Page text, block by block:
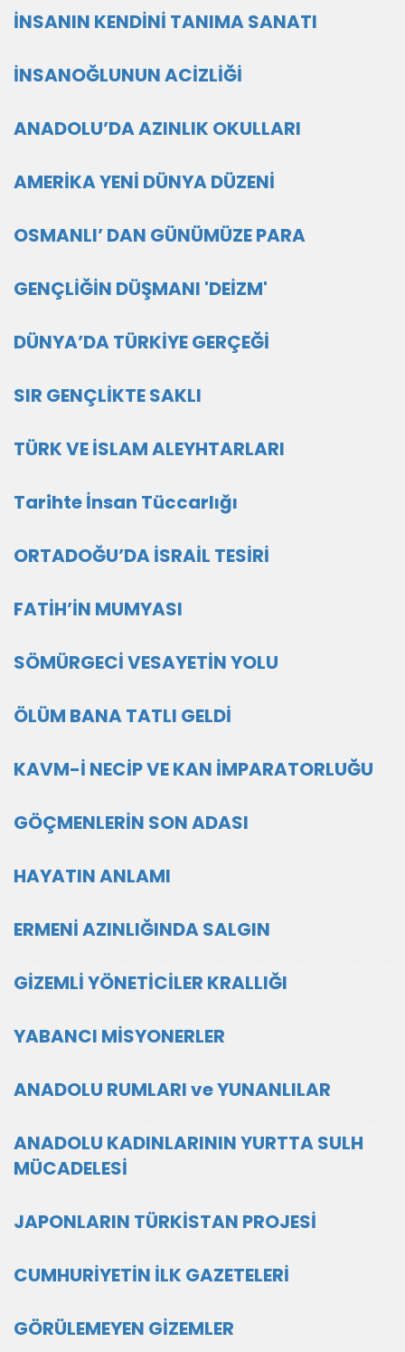
İNSANIN KENDİNİ TANIMA SANATI
İNSANOĞLUNUN ACİZLİĞİ
ANADOLU’DA AZINLIK OKULLARI
AMERİKA YENİ DÜNYA DÜZENİ
OSMANLI’ DAN GÜNÜMÜZE PARA
GENÇLİĞİN DÜŞMANI 'DEİZM'
DÜNYA’DA TÜRKİYE GERÇEĞİ
SIR GENÇLİKTE SAKLI
TÜRK VE İSLAM ALEYHTARLARI
Tarihte İnsan Tüccarlığı
ORTADOĞU’DA İSRAİL TESİRİ
FATİH’İN MUMYASI
SÖMÜRGECİ VESAYETİN YOLU
ÖLÜM BANA TATLI GELDİ
KAVM-İ NECİP VE KAN İMPARATORLUĞU
GÖÇMENLERİN SON ADASI
HAYATIN ANLAMI
ERMENİ AZINLIĞINDA SALGIN
GİZEMLİ YÖNETİCİLER KRALLIĞI
YABANCI MİSYONERLER
ANADOLU RUMLARI ve YUNANLILAR
ANADOLU KADINLARININ YURTTA SULH
MÜCADELESİ
JAPONLARIN TÜRKİSTAN PROJESİ
CUMHURİYETİN İLK GAZETELERİ
GÖRÜLEMEYEN GİZEMLER